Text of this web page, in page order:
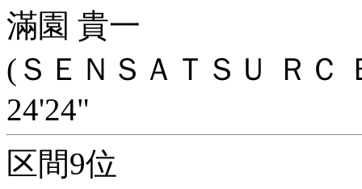
滿園 貴一
(ＳＥＮＳＡＴＳＵ ＲＣ
24'24"
区間9位